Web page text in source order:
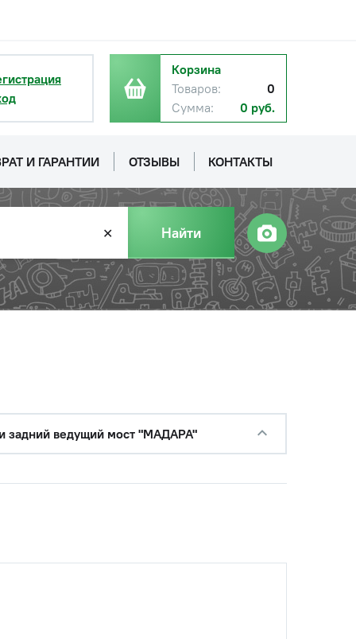
Корзина
Товаров:
0
Сумма:
0 руб.
И ГАРАНТИИ ОТЗЫВЫ КОНТАКТЫ
✕ Найти
задний ведущий мост "МАДАРА"